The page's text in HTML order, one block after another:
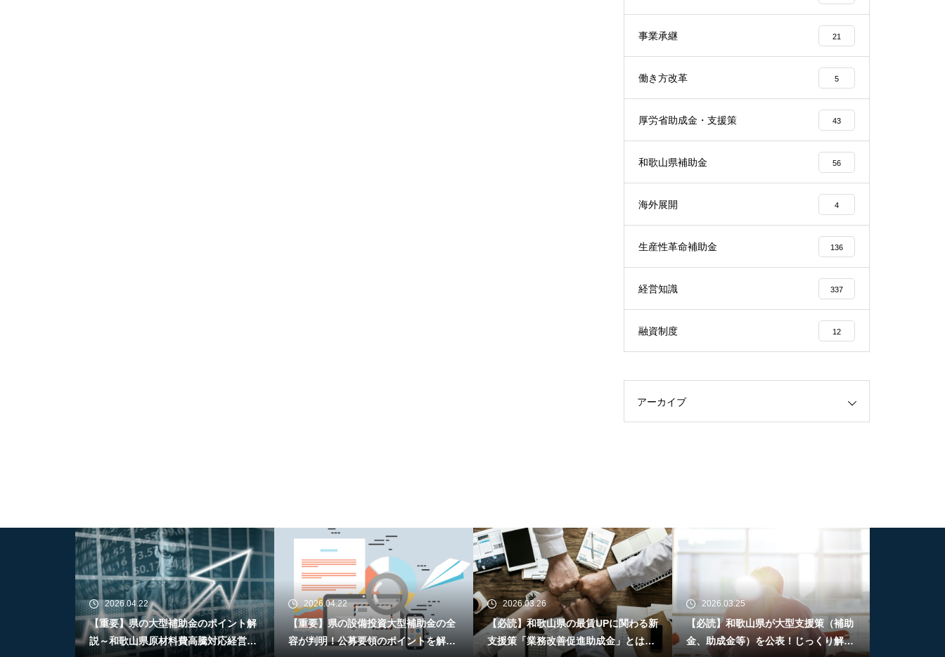
事業承継 21
働き方改革 5
厚労省助成金・支援策 43
和歌山県補助金 56
海外展開 4
生産性革命補助金 136
経営知識 337
融資制度 12
アーカイブ
2026.04.22
【重要】県の大型補助金のポイント解
説～和歌山県原材料費高騰対応経営支
2026.04.22
【重要】県の設備投資大型補助金の全
容が判明！公募要領のポイントを解説
2026.03.26
【必読】和歌山県の最賃UPに関わる新
支援策「業務改善促進助成金」とは何
2026.03.25
【必読】和歌山県が大型支援策（補助
金、助成金等）を公表！じっくり解説